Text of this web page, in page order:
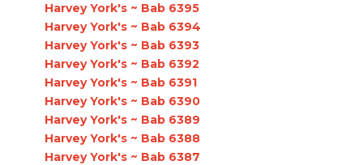
Harvey York's ~ Bab 6395
Harvey York's ~ Bab 6394
Harvey York's ~ Bab 6393
Harvey York's ~ Bab 6392
Harvey York's ~ Bab 6391
Harvey York's ~ Bab 6390
Harvey York's ~ Bab 6389
Harvey York's ~ Bab 6388
Harvey York's ~ Bab 6387